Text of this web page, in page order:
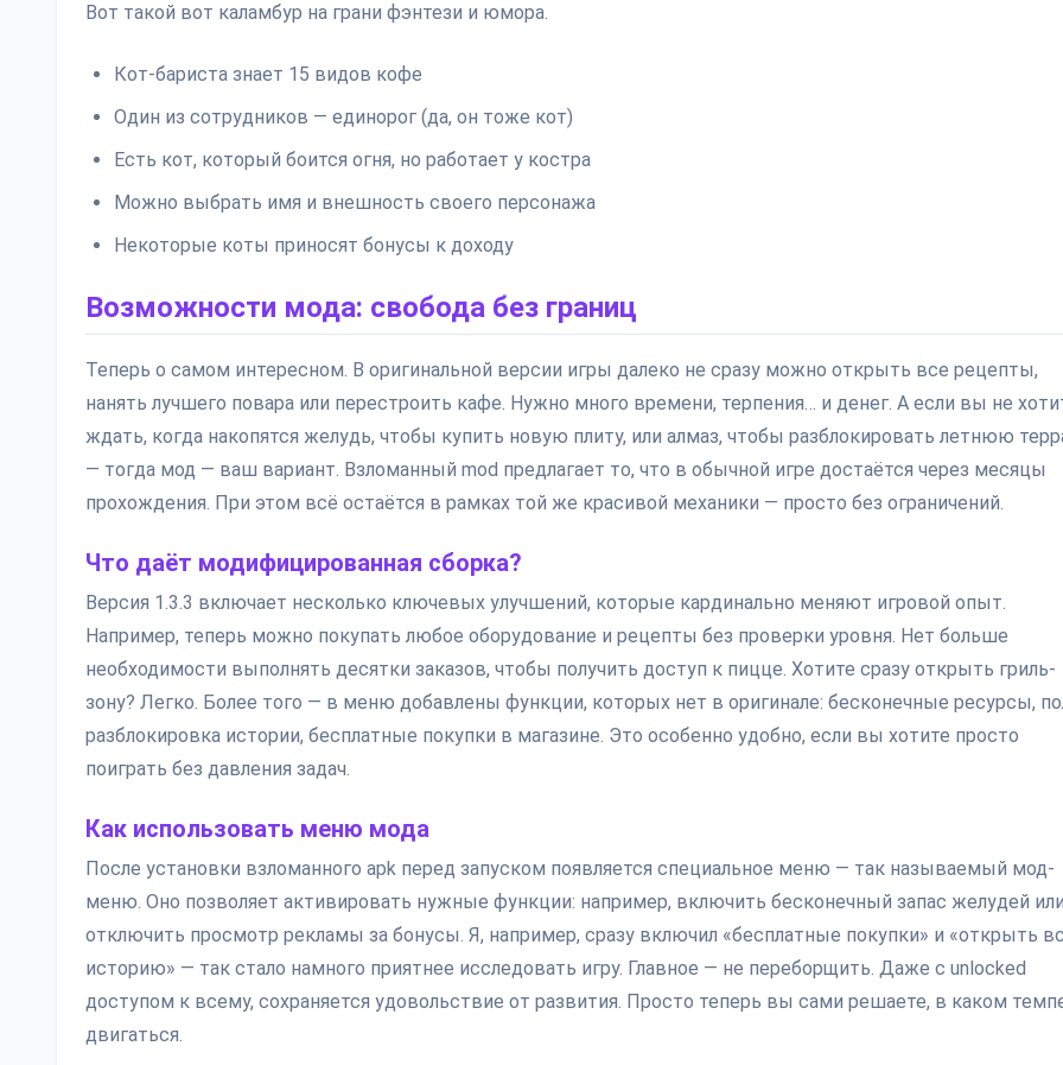
Вот такой вот каламбур на грани фэнтези и юмора.
Кот-бариста знает 15 видов кофе
Один из сотрудников — единорог (да, он тоже кот)
Есть кот, который боится огня, но работает у костра
Можно выбрать имя и внешность своего персонажа
Некоторые коты приносят бонусы к доходу
Возможности мода: свобода без границ
Теперь о самом интересном. В оригинальной версии игры далеко не сразу можно открыть все рецепты,
нанять лучшего повара или перестроить кафе. Нужно много времени, терпения… и денег. А если вы не
ждать, когда накопятся желудь, чтобы купить новую плиту, или алмаз, чтобы разблокировать летнюю
— тогда мод — ваш вариант. Взломанный mod предлагает то, что в обычной игре достаётся через месяцы
прохождения. При этом всё остаётся в рамках той же красивой механики — просто без ограничений.
Что даёт модифицированная сборка?
Версия 1.3.3 включает несколько ключевых улучшений, которые кардинально меняют игровой опыт.
Например, теперь можно покупать любое оборудование и рецепты без проверки уровня. Нет больше
необходимости выполнять десятки заказов, чтобы получить доступ к пицце. Хотите сразу открыть гриль-
зону? Легко. Более того — в меню добавлены функции, которых нет в оригинале: бесконечные ресурсы,
разблокировка истории, бесплатные покупки в магазине. Это особенно удобно, если вы хотите просто
поиграть без давления задач.
Как использовать меню мода
После установки взломанного apk перед запуском появляется специальное меню — так называемый мод-
меню. Оно позволяет активировать нужные функции: например, включить бесконечный запас желудей или
отключить просмотр рекламы за бонусы. Я, например, сразу включил «бесплатные покупки» и «открыть
историю» — так стало намного приятнее исследовать игру. Главное — не переборщить. Даже с unlocked
доступом к всему, сохраняется удовольствие от развития. Просто теперь вы сами решаете, в каком
двигаться.